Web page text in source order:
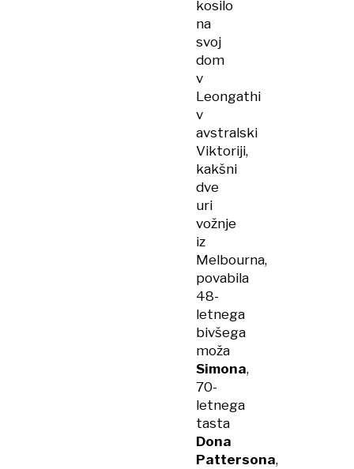
kosilo
na
svoj
dom
v
Leongathi
v
avstralski
Viktoriji,
kakšni
dve
uri
vožnje
iz
Melbourna,
povabila
48-
letnega
bivšega
moža
Simona,
70-
letnega
tasta
Dona
Pattersona,